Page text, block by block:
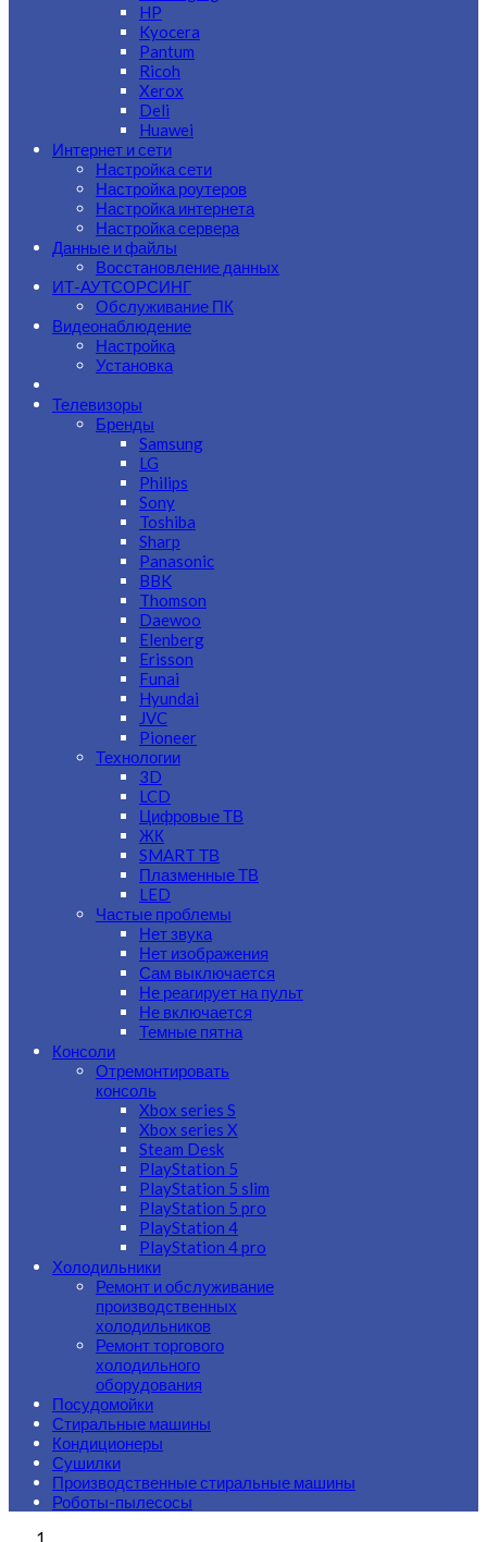
HP
Kyocera
Pantum
Ricoh
Xerox
Deli
Huawei
Интернет и сети
Настройка сети
Настройка роутеров
Настройка интернета
Настройка сервера
Данные и файлы
Восстановление данных
ИТ-АУТСОРСИНГ
Обслуживание ПК
Видеонаблюдение
Настройка
Установка
Телевизоры
Бренды
Samsung
LG
Philips
Sony
Toshiba
Sharp
Panasonic
BBK
Thomson
Daewoo
Elenberg
Erisson
Funai
Hyundai
JVC
Pioneer
Технологии
3D
LCD
Цифровые ТВ
ЖК
SMART ТВ
Плазменные ТВ
LED
Частые проблемы
Нет звука
Нет изображения
Сам выключается
Не реагирует на пульт
Не включается
Темные пятна
Консоли
Отремонтировать
консоль
Xbox series S
Xbox series X
Steam Desk
PlayStation 5
PlayStation 5 slim
PlayStation 5 pro
PlayStation 4
PlayStation 4 pro
Холодильники
Ремонт и обслуживание
производственных
холодильников
Ремонт торгового
холодильного
оборудования
Посудомойки
Стиральные машины
Кондиционеры
Сушилки
Производственные стиральные машины
Роботы-пылесосы